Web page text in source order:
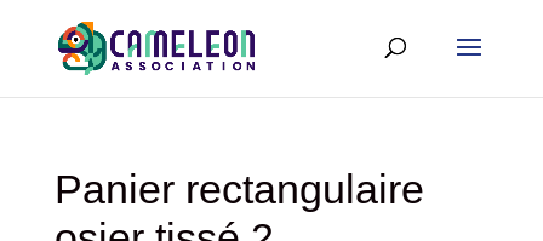
Panier rectangulaire